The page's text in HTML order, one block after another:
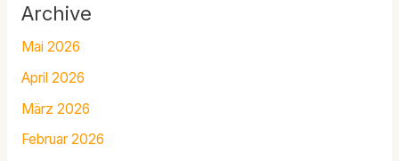
Archive
Mai 2026
April 2026
März 2026
Februar 2026